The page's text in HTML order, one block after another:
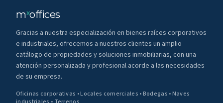
mxoffices
Gracias a nuestra especialización en bienes raíces corporativos
e industriales, ofrecemos a nuestros clientes un amplio
catálogo de propiedades y soluciones inmobiliarias, con una
atención personalizada y profesional acorde a las necesidades
de su empresa.
Oficinas corporativas • Locales comerciales • Bodegas • Naves